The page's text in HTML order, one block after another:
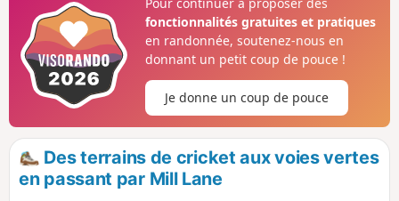
fonctionnalités gratuites et pratiques
en randonnée, soutenez-nous en
donnant un petit coup de pouce !
Je donne un coup de pouce
Des terrains de cricket aux voies vertes
en passant par Mill Lane